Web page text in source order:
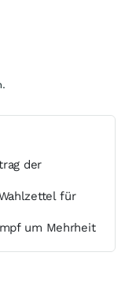
der
für
um Mehrheit